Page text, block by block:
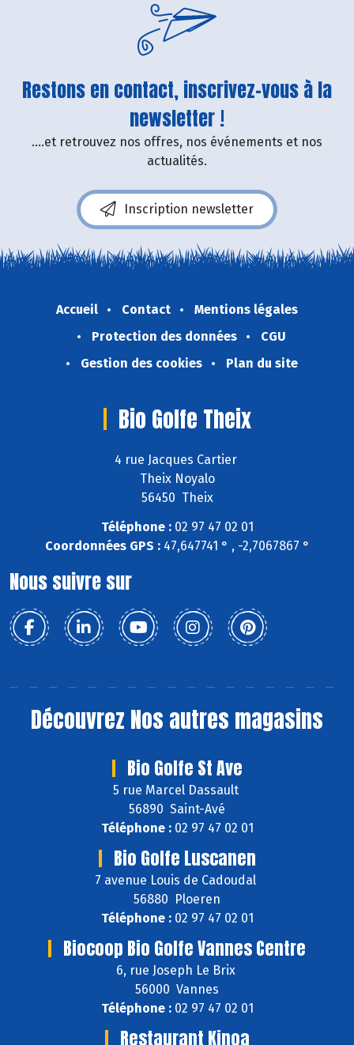
Restons en contact, inscrivez-vous à la
newsletter !
....et retrouvez nos offres, nos événements et nos
actualités.
Inscription newsletter
Accueil Contact
Mentions légales
Protection des données
CGU
Gestion des cookies
Plan du site
Bio Golfe Theix
4 rue Jacques Cartier
Theix Noyalo
56450 Theix
Téléphone :02 97 47 02 01
Coordonnées GPS :47,647741 ° , -2,7067867 °
Nous suivre sur
Découvrez Nos autres magasins
Bio Golfe St Ave
5 rue Marcel Dassault
56890 Saint-Avé
Téléphone :02 97 47 02 01
Bio Golfe Luscanen
7 avenue Louis de Cadoudal
56880 Ploeren
Téléphone :02 97 47 02 01
Biocoop Bio Golfe Vannes Centre
6, rue Joseph Le Brix
56000 Vannes
Téléphone :02 97 47 02 01
Restaurant Kinoa